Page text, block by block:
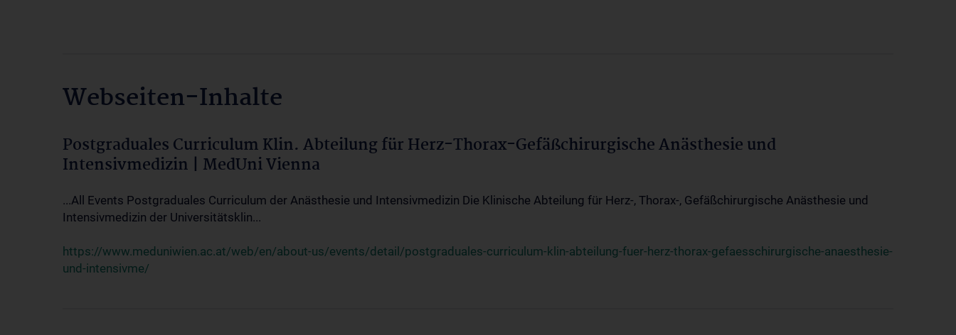
Webseiten-Inhalte
Postgraduales Curriculum Klin. Abteilung für Herz-Thorax-Gefäßchirurgische Anästhesie und
Intensivmedizin | MedUni Vienna
...All Events Postgraduales Curriculum der Anästhesie und Intensivmedizin Die Klinische Abteilung für Herz-, Thorax-, Gefäßchirurgische Anästhesie und
Intensivmedizin der Universitätsklin...
https://www.meduniwien.ac.at/web/en/about-us/events/detail/postgraduales-curriculum-klin-abteilung-fuer-herz-thorax-gefaesschirurgische-anaesthesie-
und-intensivme/